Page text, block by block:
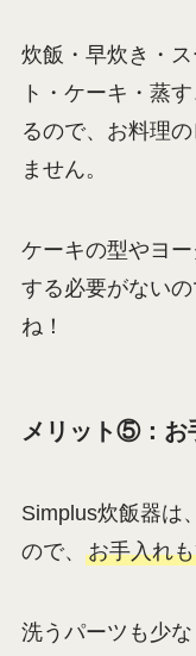
炊飯・早炊き・
ト・ケーキ・蒸
るので、お料理
ません。
ケーキの型やヨ
する必要がない
ね！
メリット⑤：お
Simplus炊飯器は
ので、 お手入れ
洗うパーツも少